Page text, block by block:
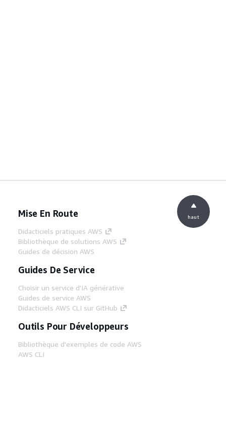
Mise En Route
Didacticiels pratiques AWS
Bibliothèque de solutions AWS
Guides de décision AWS
Guides De Service
Choisir un service d'IA générative
Guides de service AWS
Didacticiels AWS CLI sur GitHub
Outils Pour Développeurs
Bibliothèque d'exemples de code AWS
AWS CLI
haut